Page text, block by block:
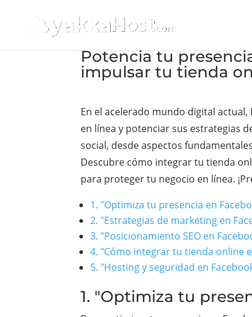
Potencia tu
impulsar tu tienda
En el acelerado mundo digital
en línea y potenciar sus estrategias
social, desde aspectos
Descubre cómo integrar tu tienda
para proteger tu negocio en línea.
1. "Optimiza tu presencia en
2. "Estrategias de marketing en
3. "Posicionamiento SEO en
4. "Cómo integrar tu tienda online
5. "Hosting y seguridad en
1. "Optimiza tu